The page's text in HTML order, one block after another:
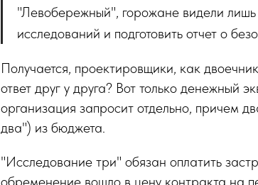
"Левобережный", горожане видели
исследований и подготовить отчет о
Получается, проектировщики, как
ответ друг у друга? Вот только денежный
организация запросит отдельно, причем
два") из бюджета.
"Исследование три" обязан оплатить
обременение вошло в цену контракта на